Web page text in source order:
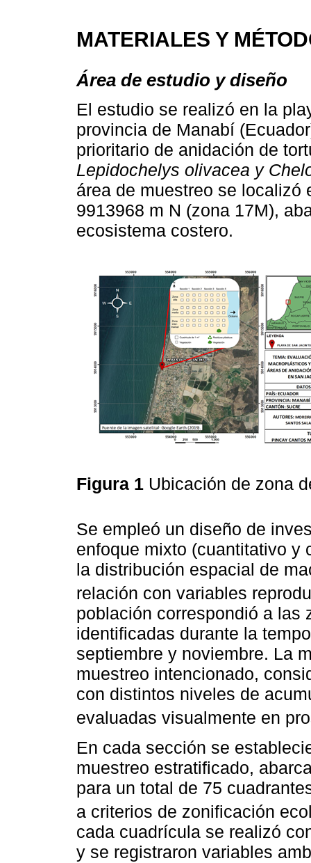
MATERIALES Y
Área de estudio y diseño
El estudio se realizó en la
provincia de Manabí
prioritario de anidación de
Lepidochelys olivacea y
área de muestreo se localizó
9913968 m N (zona 17M),
ecosistema costero.
Figura 1 Ubicación de zona
Se empleó un diseño de
enfoque mixto (cuantitativo y
la distribución espacial de
relación con variables
población correspondió a las
identificadas durante la
septiembre y noviembre. La
muestreo intencionado,
con distintos niveles de
evaluadas visualmente en
En cada sección se
muestreo estratificado,
para un total de 75
a criterios de zonificación
cada cuadrícula se realizó
y se registraron variables